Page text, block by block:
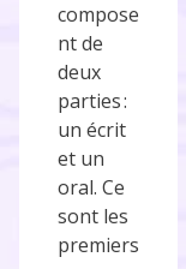
compose
nt de
deux
parties :
un écrit
et un
oral. Ce
sont les
premiers